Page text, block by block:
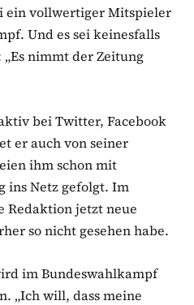
ein vollwertiger Mitspieler
Und es sei keinesfalls
nimmt der Zeitung
bei Twitter, Facebook
er auch von seiner
ihm schon mit
ins Netz gefolgt. Im
Redaktion jetzt neue
so nicht gesehen habe.
im Bundeswahlkampf
„Ich will, dass meine